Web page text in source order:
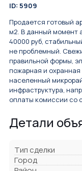
ID: 5909
Продается готовый
м2. В данный момент
40000 руб,
не проблемный.
правильной формы,
пожарная и
населенный
инфраструктура,
оплаты комиссии со
Детали
Тип сделки
Город